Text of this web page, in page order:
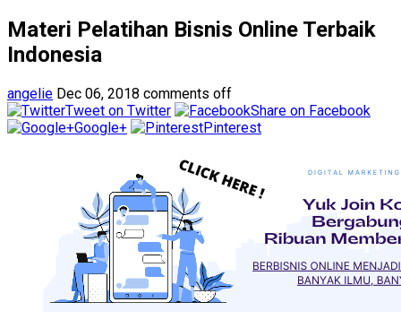
Materi Pelatihan Bisnis Online Terbaik
Indonesia
angelie Dec 06, 2018 comments off
Tweet on Twitter
Share on Facebook
Google+
Pinterest